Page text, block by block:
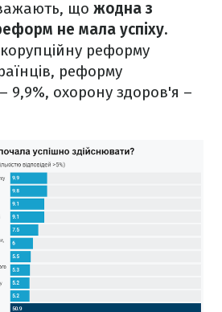
що жодна з
не мала успіху.
реформу
реформу
9,9%, охорону здоров'я –